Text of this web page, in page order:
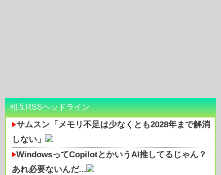
相互RSSヘッドライン
サムスン「メモリ不足は少なくとも2028年まで解消
しない」
WindowsってCopilotとかいうAI推してるじゃん？
あれ必要ないんだ...